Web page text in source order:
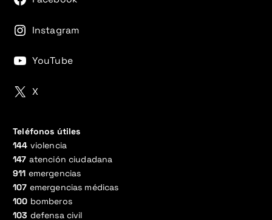
Instagram
YouTube
X
Teléfonos útiles
144 violencia
147 atención ciudadana
911 emergencias
107 emergencias médicas
100 bomberos
103 defensa civil